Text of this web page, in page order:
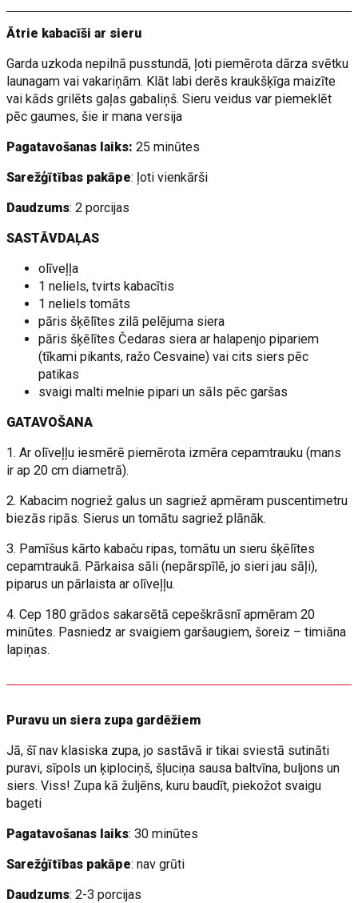
Ātrie kabacīši ar sieru
Garda uzkoda nepilnā pusstundā, ļoti piemērota dārza svētku
launagam vai vakariņām. Klāt labi derēs kraukšķīga maizīte
vai kāds grilēts gaļas gabaliņš. Sieru veidus var piemeklēt
pēc gaumes, šie ir mana versija
Pagatavošanas laiks:25 minūtes
Sarežģītības pakāpe: ļoti vienkārši
Daudzums: 2 porcijas
SASTĀVDAĻAS
olīveļļa
1 neliels, tvirts kabacītis
1 neliels tomāts
pāris šķēlītes zilā pelējuma siera
pāris šķēlītes Čedaras siera ar halapenjo pipariem
(tīkami pikants, ražo Cesvaine) vai cits siers pēc
patikas
svaigi malti melnie pipari un sāls pēc garšas
GATAVOŠANA
1. Ar olīveļļu iesmērē piemērota izmēra cepamtrauku (mans
ir ap 20 cm diametrā).
2. Kabacim nogriež galus un sagriež apmēram puscentimetru
biezās ripās. Sierus un tomātu sagriež plānāk.
3. Pamīšus kārto kabaču ripas, tomātu un sieru šķēlītes
cepamtraukā. Pārkaisa sāli (nepārspīlē, jo sieri jau sāļi),
piparus un pārlaista ar olīveļļu.
4. Cep 180 grādos sakarsētā cepeškrāsnī apmēram 20
minūtes. Pasniedz ar svaigiem garšaugiem, šoreiz – timiāna
lapiņas.
Puravu un siera zupa gardēžiem
Jā, šī nav klasiska zupa, jo sastāvā ir tikai sviestā sutināti
puravi, sīpols un ķiplociņš, šļuciņa sausa baltvīna, buljons un
siers. Viss! Zupa kā žuljēns, kuru baudīt, piekožot svaigu
bageti
Pagatavošanas laiks: 30 minūtes
Sarežģītības pakāpe: nav grūti
Daudzums: 2-3 porcijas